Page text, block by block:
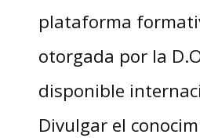
plataforma
otorgada por la
disponible
Divulgar el